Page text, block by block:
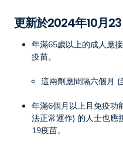
更新於2024年10月23
年滿65歲以上的成人應
疫苗。
這兩劑應間隔六個月 (
年滿6個月以上且免疫功
法正常運作) 的人士也
19疫苗。